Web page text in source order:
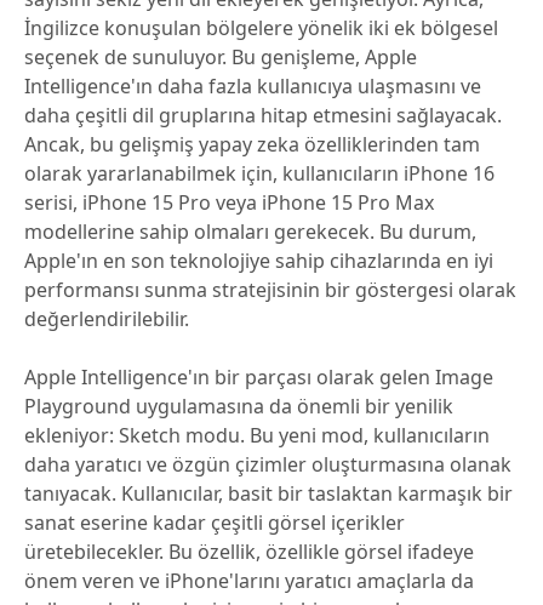
İngilizce konuşulan bölgelere yönelik iki ek bölgesel
seçenek de sunuluyor. Bu genişleme, Apple
Intelligence'ın daha fazla kullanıcıya ulaşmasını ve
daha çeşitli dil gruplarına hitap etmesini sağlayacak.
Ancak, bu gelişmiş yapay zeka özelliklerinden tam
olarak yararlanabilmek için, kullanıcıların iPhone 16
serisi, iPhone 15 Pro veya iPhone 15 Pro Max
modellerine sahip olmaları gerekecek. Bu durum,
Apple'ın en son teknolojiye sahip cihazlarında en iyi
performansı sunma stratejisinin bir göstergesi olarak
değerlendirilebilir.
Apple Intelligence'ın bir parçası olarak gelen Image
Playground uygulamasına da önemli bir yenilik
ekleniyor: Sketch modu. Bu yeni mod, kullanıcıların
daha yaratıcı ve özgün çizimler oluşturmasına olanak
tanıyacak. Kullanıcılar, basit bir taslaktan karmaşık bir
sanat eserine kadar çeşitli görsel içerikler
üretebilecekler. Bu özellik, özellikle görsel ifadeye
önem veren ve iPhone'larını yaratıcı amaçlarla da